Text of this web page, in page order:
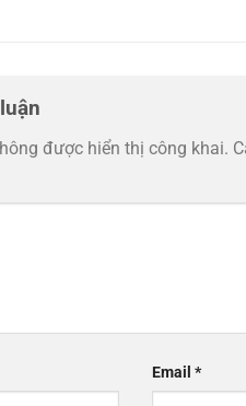
được hiển thị công khai.
Email*